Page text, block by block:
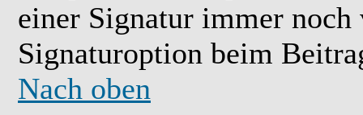
einer Signatur immer
Signaturoption beim
Nach oben